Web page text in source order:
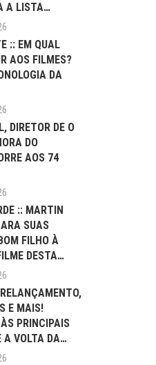
A LISTA
:: EM QUAL
AOS FILMES?
DA
DIRETOR DE O
DO
AOS 74
:: MARTIN
SUAS
FILHO À
DESTA
E MAIS!
PRINCIPAIS
A VOLTA DA